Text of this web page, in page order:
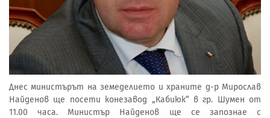
Днес министърът на земеделието и храните д-р Мирослав
Найденов ще посети конезавод „Кабиюк” в гр. Шумен от
11.00 часа. Министър Найденов ще се запознае с